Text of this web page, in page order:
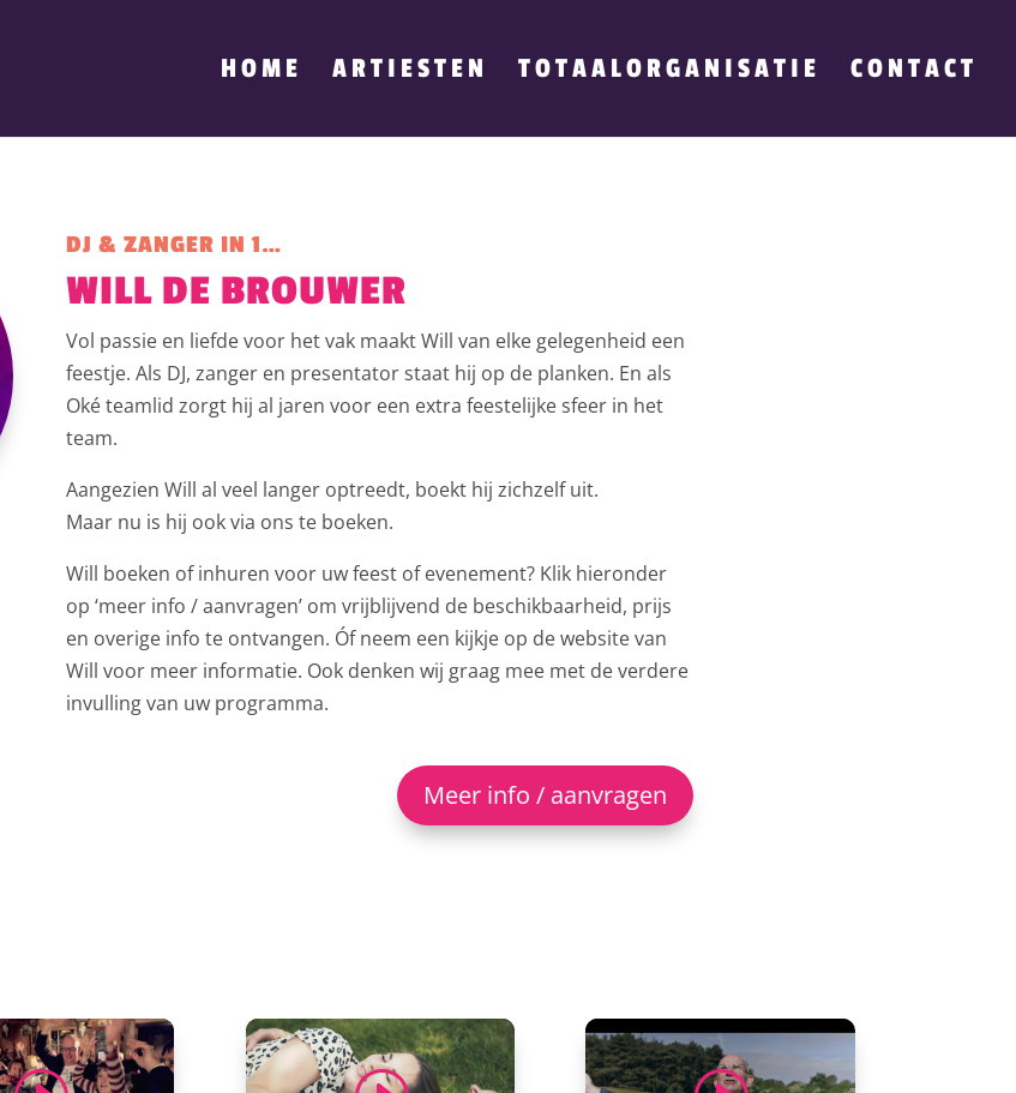
HOME ARTIESTEN TOTAALORGANISATIE CONTACT
DJ & ZANGER IN 1…
WILL DE BROUWER
Vol passie en liefde voor het vak maakt Will van elke gelegenheid een
feestje. Als DJ, zanger en presentator staat hij op de planken. En als
Oké teamlid zorgt hij al jaren voor een extra feestelijke sfeer in het
team.
Aangezien Will al veel langer optreedt, boekt hij zichzelf uit.
Maar nu is hij ook via ons te boeken.
Will boeken of inhuren voor uw feest of evenement? Klik hieronder
op ‘meer info / aanvragen’ om vrijblijvend de beschikbaarheid, prijs
en overige info te ontvangen. Óf neem een kijkje op de website van
Will voor meer informatie. Ook denken wij graag mee met de verdere
invulling van uw programma.
Meer info / aanvragen